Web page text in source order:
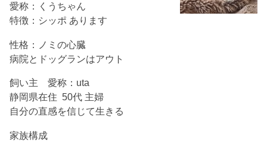
愛称：くうちゃん
特徴：シッポ あります
性格：ノミの心臓
病院とドッグランはアウト
飼い主 愛称：uta
静岡県在住 50代 主婦
自分の直感を信じて生きる
家族構成